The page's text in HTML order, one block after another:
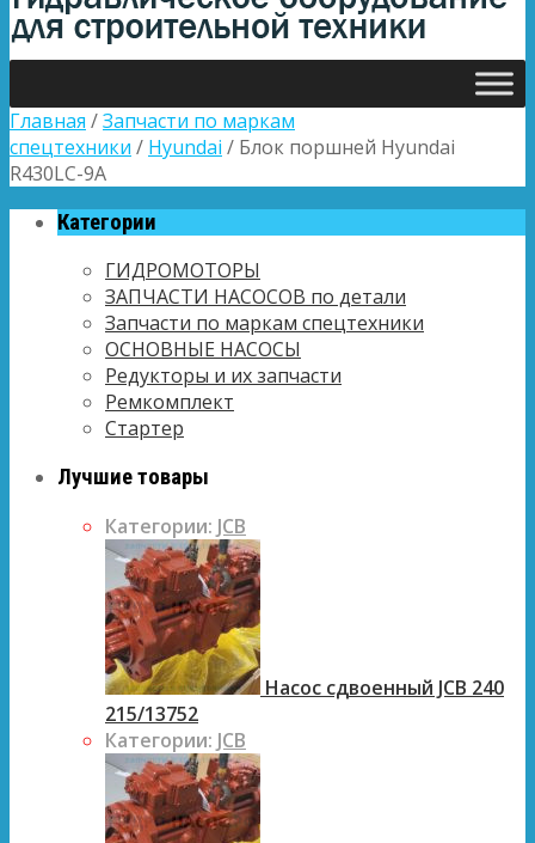
Главная /Запчасти по маркам
спецтехники / Hyundai / Блок поршней Hyundai
R430LC-9A
Категории
ГИДРОМОТОРЫ
ЗАПЧАСТИ НАСОСОВ по детали
Запчасти по маркам спецтехники
ОСНОВНЫЕ НАСОСЫ
Редукторы и их запчасти
Ремкомплект
Стартер
Лучшие товары
Категории: JCB
Насос сдвоенный JCB 240
215/13752
Категории: JCB